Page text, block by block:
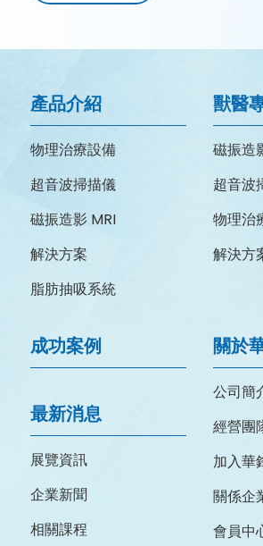
產品介紹
物理治療設備
超音波掃描儀
磁振造影 MRI
解決方案
脂肪抽吸系統
獸醫
磁振造
超音波
物理治
解決方
成功案例
最新消息
展覽資訊
企業新聞
相關課程
關於
公司簡
經營團
加入華
關係企
會員中